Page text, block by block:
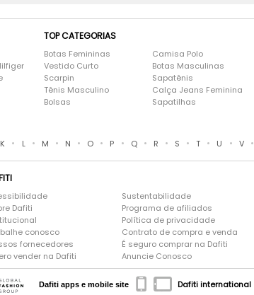
TOP CATEGORIAS
Botas Femininas
Vestido Curto
Scarpin
Tênis Masculino
Bolsas
Camisa Polo
Botas Masculinas
Sapatênis
Calça Jeans Feminina
Sapatilhas
K • L • M • N • O • P • Q • R • S • T • U • V •
Dafiti
conosco
fornecedores
vender na Dafiti
Sustentabilidade
Programa de afiliados
Política de privacidade
Contrato de compra e venda
É seguro comprar na Dafiti
Anuncie Conosco
Dafiti apps e mobile site Dafiti international